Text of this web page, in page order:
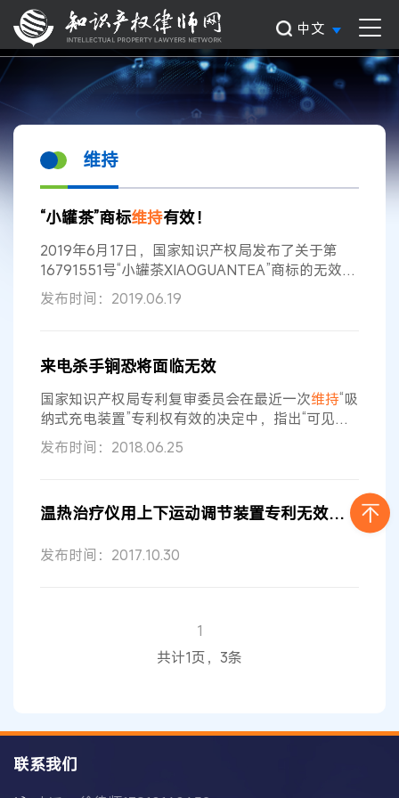
中文
维持
“小罐茶”商标维持有效！
2019年6月17日，国家知识产权局发布了关于第
16791551号“小罐茶XIAOGUANTEA”商标的无效宣
告请求裁定书，认为申请人无效宣告理由不成立，
“小罐茶XIAOGUANTEA”商标予以
标注册在第30类中，并于2016年6月获得核准注
册。2018年1月，有申请人
发布时间：2019.06.19
来电杀手锏恐将面临无效
国家知识产权局专利复审委员会在最近一次维持“吸
纳式充电装置”专利权有效的决定中，指出“可见，
对比文件2、3、8均公开了卡片的吸纳式传送机
构，对比文件4公开了传送工件的滚轮结构，对比
机构输送的介质均与本专利中的移动电源有差异，
且其未给出可以将类似的滚轮结构用于输送移动电
就是说，专利复审委员会认为“吸纳式充电
发布时间：2018.06.25
温热治疗仪用上下运动调节装置专利无效宣告请求审查决定书
发布时间：2017.10.30
1
共计1页，3条
联系我们